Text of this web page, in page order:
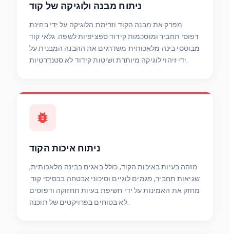
ניתוח מבנה ולוגיקה של קוד
מפרק את מבנה הקוד וזרימת הלוגיקה על ידי בחינת
דפוסי תחביר ומוסכמות קידוד ספציפיות לשפה. גלאי קוד
מבוססי בינה מלאכותית משדרגים את ההבנה המבנית על
ניתוח איכות הקוד
מזהה בעיות באיכות הקוד, כולל באגים בבינה מלאכותית,
שגיאות תחביר, פגמים לוגיים וסיכוני אבטחה בבסיסי קוד.
מחזק את האמינות על ידי חשיפת בעיות תחזוקה ודפוסים
לא בטוחים בפרויקטים של תוכנה.